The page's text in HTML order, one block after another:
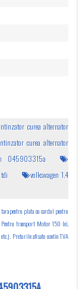
intinzator curea alternator
curea alternator
045903315a
volkswagen 1.4
pentru plata cu cardul pentru
Pentru transport Motor 150 lei,
Preturile afisate contin TVA